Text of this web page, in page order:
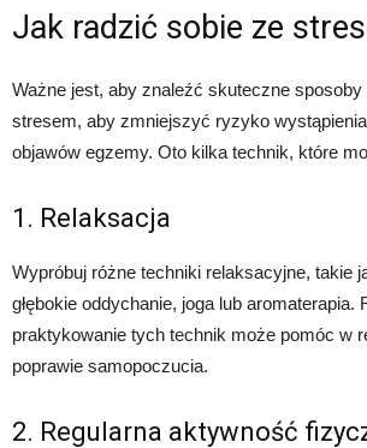
Jak radzić sobie ze
Ważne jest, aby znaleźć skuteczne
stresem, aby zmniejszyć ryzyko
objawów egzemy. Oto kilka technik, które
1. Relaksacja
Wypróbuj różne techniki relaksacyjne, takie
głębokie oddychanie, joga lub aromaterapia.
praktykowanie tych technik może pomóc w
poprawie samopoczucia.
2. Regularna aktywność